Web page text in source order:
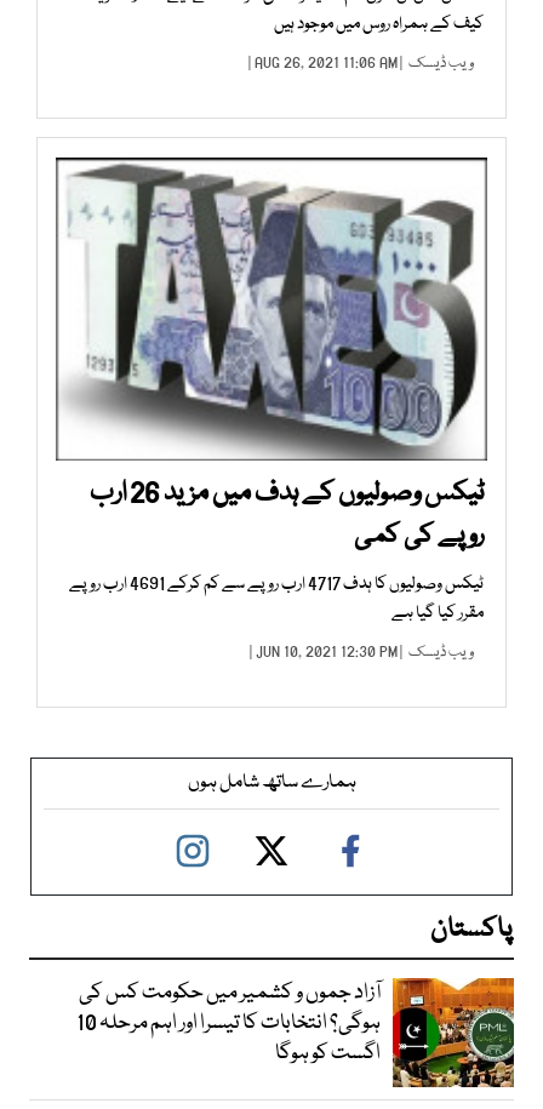
کیف کے ہمراہ روس میں موجود ہیں
ویب ڈیسک | AUG 26, 2021 11:06 AM |
ٹیکس وصولیوں کے ہدف میں مزید 26 ارب
روپے کی کمی
ٹیکس وصولیوں کا ہدف 4717 ارب روپے سے کم کرکے 4691 ارب روپے
مقرر کیا گیا ہے
ویب ڈیسک | JUN 10, 2021 12:30 PM |
ہمارے ساتھ شامل ہوں
پاکستان
آزاد جموں و کشمیر میں حکومت کس کی
ہوگی؟ انتخابات کا تیسرا اور اہم مرحلہ 10
اگست کو ہوگا